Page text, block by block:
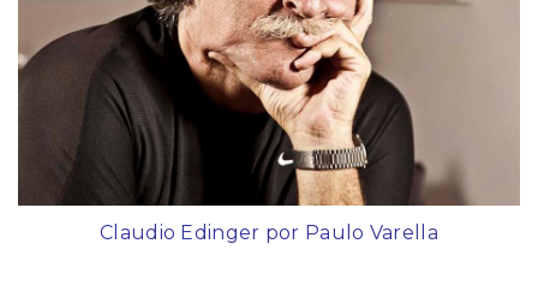
Claudio Edinger por Paulo Varella